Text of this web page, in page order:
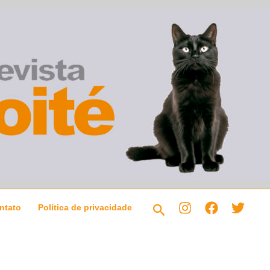
Política de privacidade Pesquisar